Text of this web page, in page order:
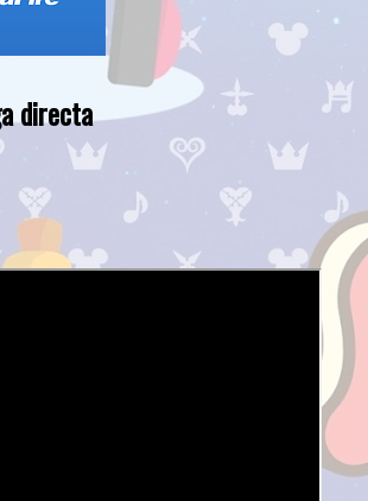
directa